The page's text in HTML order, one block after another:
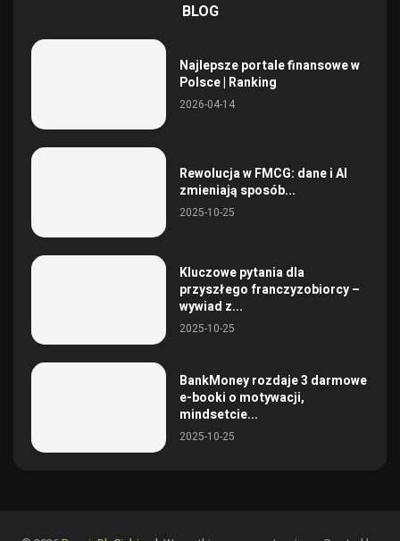
BLOG
Najlepsze portale finansowe w
Polsce | Ranking
2026-04-14
Rewolucja w FMCG: dane i AI
zmieniają sposób...
2025-10-25
Kluczowe pytania dla
przyszłego franczyzobiorcy –
wywiad z...
2025-10-25
BankMoney rozdaje 3 darmowe
e-booki o motywacji,
mindsetcie...
2025-10-25